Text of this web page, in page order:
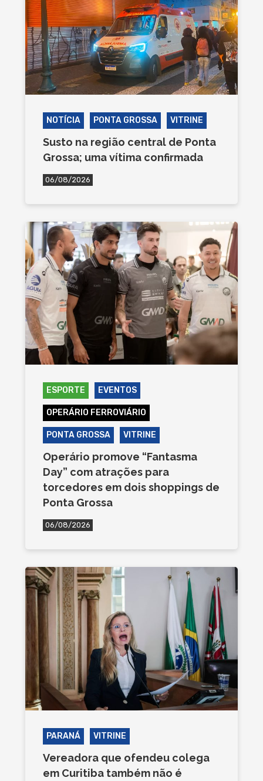
NOTÍCIA PONTA GROSSA VITRINE
Susto na região central de Ponta
Grossa; uma vítima confirmada
06/08/2026
ESPORTE EVENTOS
OPERÁRIO FERROVIÁRIO
PONTA GROSSA VITRINE
Operário promove “Fantasma
Day” com atrações para
torcedores em dois shoppings de
Ponta Grossa
06/08/2026
PARANÁ VITRINE
Vereadora que ofendeu colega
em Curitiba também não é